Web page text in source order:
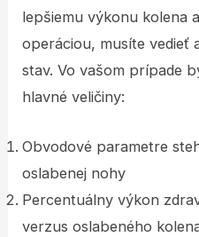
lepšiemu výkonu kolena
operáciou, musíte vedieť
stav. Vo vašom prípade
hlavné veličiny:
Obvodové parametre
oslabenej nohy
Percentuálny výkon
verzus oslabeného